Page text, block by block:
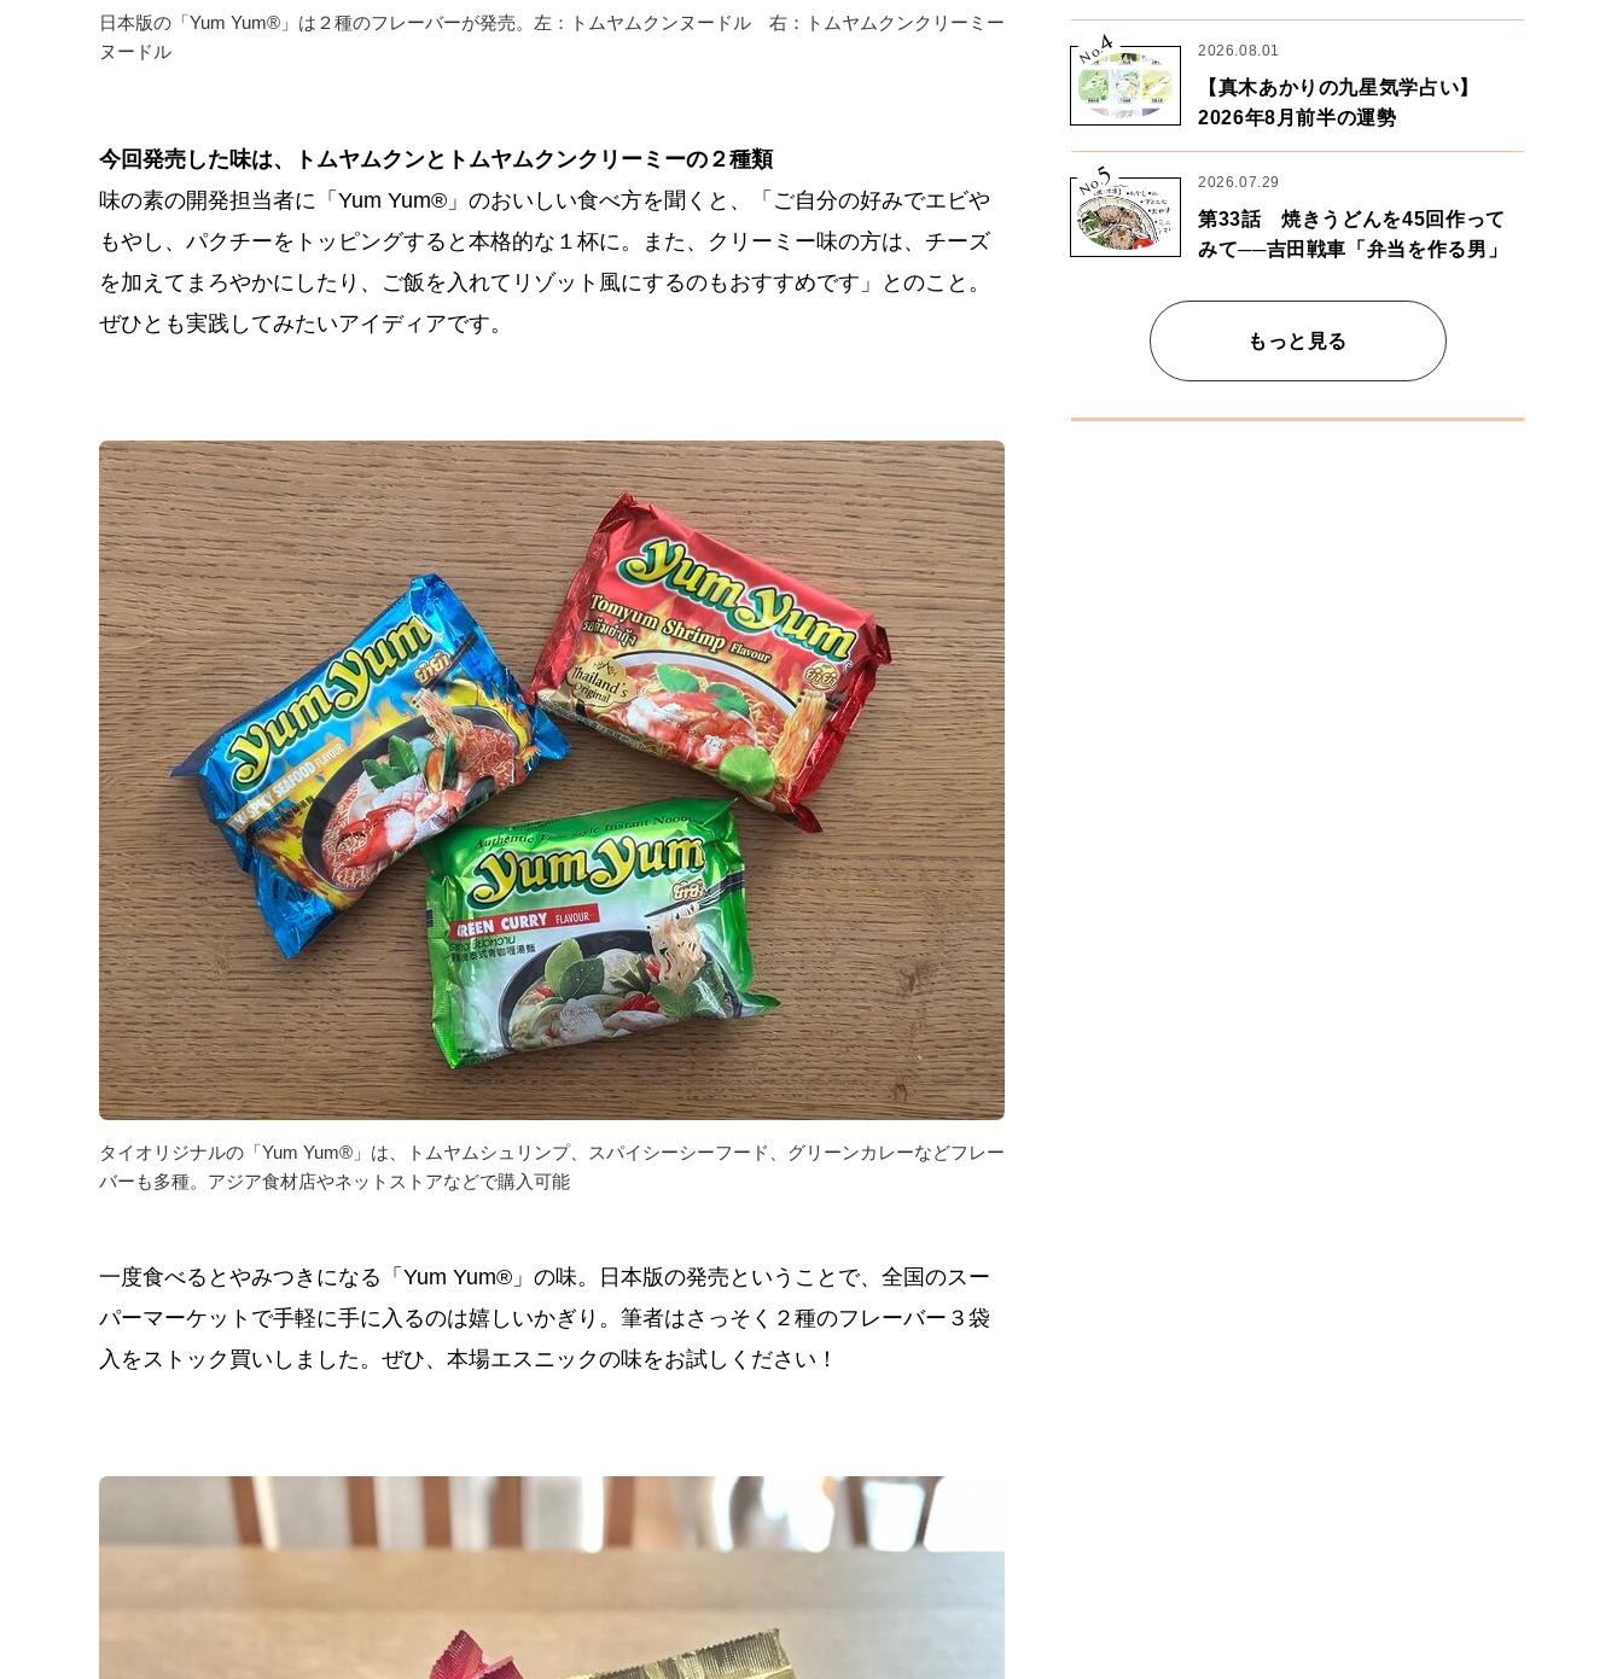
日本版の「Yum Yum®」は２種のフレーバーが発売。左：トムヤムクンヌードル 右：トムヤムクンクリーミー
ヌードル
今回発売した味は、トムヤムクンとトムヤムクンクリーミーの２種類
味の素の開発担当者に「Yum Yum® 」のおいしい食べ方を聞くと、「ご自分の好みでエビや
もやし、パクチーをトッピングすると本格的な１杯に。また、クリーミー味の方は、チーズ
を加えてまろやかにしたり、ご飯を入れてリゾット風にするのもおすすめです」とのこと。
ぜひとも実践してみたいアイディアです。
タイオリジナルの「Yum Yum®」は、トムヤムシュリンプ、スパイシーシーフード、グリーンカレーなどフレー
バーも多種。アジア食材店やネットストアなどで購入可能
一度食べるとやみつきになる「Yum Yum®」の味。
日本版の発売ということで、全国のスー
パーマーケットで手軽に手に入るのは嬉しいかぎり。 筆者はさっそく２種のフレーバー３袋
入をストック買いしました。ぜひ、本場エスニックの味をお試しください！
ん×漫画家・鶴谷香央理さん
No.
4 2026.08.01
【真木あかりの九星気学占い】
2026年8月前半の運勢
No.
5 2026.07.29
第33話 焼きうどんを45回作って
みて──吉田戦車「弁当を作る男」
もっと見る